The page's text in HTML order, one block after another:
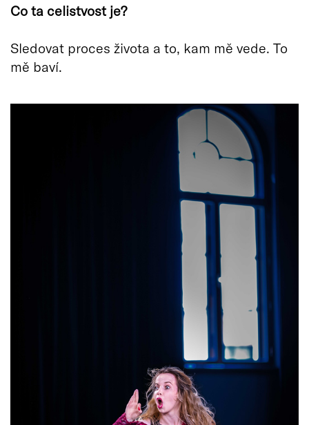
Co ta celistvost je?
Sledovat proces života a to, kam mě vede. To
mě baví.